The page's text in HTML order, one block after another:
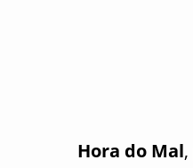
Hora do Mal,